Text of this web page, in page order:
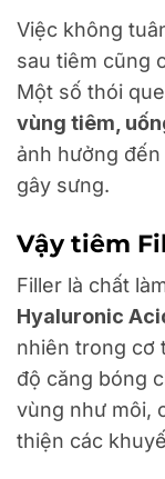
Việc không
sau tiêm cũng
Một số thói
vùng tiêm,
ảnh hưởng
gây sưng.
Vậy tiêm
Filler là chất
Hyaluronic
nhiên trong cơ
độ căng bóng
vùng như môi,
thiện các